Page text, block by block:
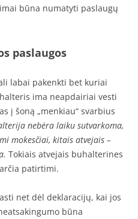
būna numatyti paslaugų
paslaugos
labai pakenkti bet kuriai
ima neapdairiai vesti
į šoną „menkiau“ svarbius
nebėra laiku sutvarkoma,
mokesčiai, kitais atvejais –
Tokiais atvejais buhalterines
patirtimi.
net dėl deklaracijų, kai jos
būna